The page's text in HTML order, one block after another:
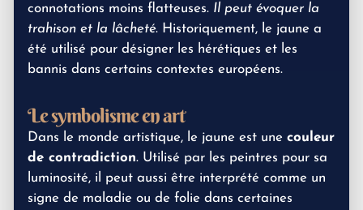
connotations moins flatteuses. Il peut évoquer la
trahison et la lâcheté. Historiquement, le jaune a
été utilisé pour désigner les hérétiques et les
bannis dans certains contextes européens.
Le symbolisme en art
Dans le monde artistique, le jaune est une couleur
de contradiction. Utilisé par les peintres pour sa
luminosité, il peut aussi être interprété comme un
signe de maladie ou de folie dans certaines